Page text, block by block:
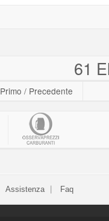
61
Primo / Precedente
Assistenza Faq